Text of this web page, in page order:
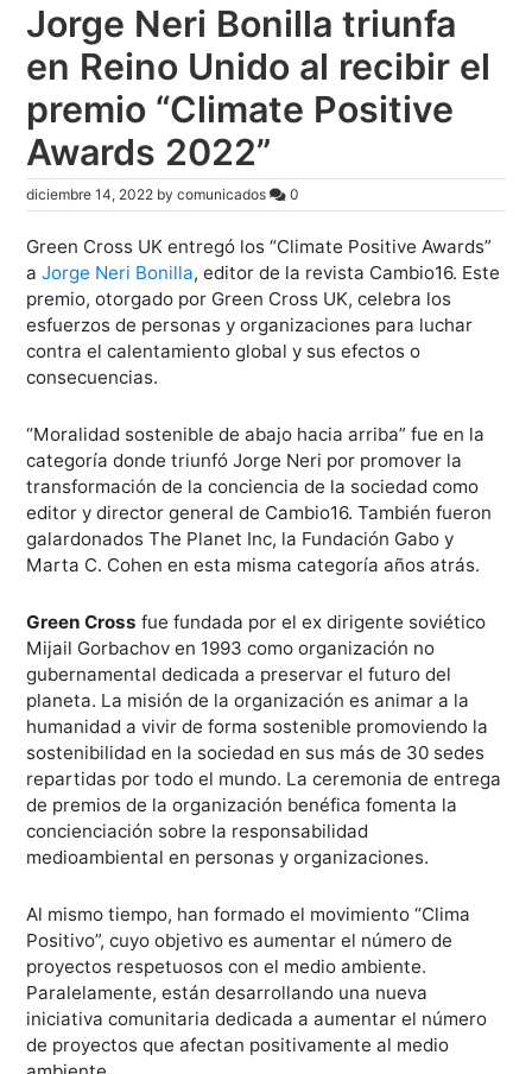
Jorge Neri Bonilla triunfa
en Reino Unido al recibir el
premio “Climate Positive
Awards 2022”
diciembre 14, 2022 bycomunicados 0
Green Cross UK entregó los “Climate Positive Awards”
aJorge Neri Bonilla, editor de la revista Cambio16. Este
premio, otorgado por Green Cross UK, celebra los
esfuerzos de personas y organizaciones para luchar
contra el calentamiento global y sus efectos o
consecuencias.
“Moralidad sostenible de abajo hacia arriba” fue en la
categoría donde triunfó Jorge Neri por promover la
transformación de la conciencia de la sociedad como
editor y director general de Cambio16. También fueron
galardonados The Planet Inc, la Fundación Gabo y
Marta C. Cohen en esta misma categoría años atrás.
Green Cross fue fundada por el ex dirigente soviético
Mijail Gorbachov en 1993 como organización no
gubernamental dedicada a preservar el futuro del
planeta. La misión de la organización es animar a la
humanidad a vivir de forma sostenible promoviendo la
sostenibilidad en la sociedad en sus más de 30 sedes
repartidas por todo el mundo. La ceremonia de entrega
de premios de la organización benéfica fomenta la
concienciación sobre la responsabilidad
medioambiental en personas y organizaciones.
Al mismo tiempo, han formado el movimiento “Clima
Positivo”, cuyo objetivo es aumentar el número de
proyectos respetuosos con el medio ambiente.
Paralelamente, están desarrollando una nueva
iniciativa comunitaria dedicada a aumentar el número
de proyectos que afectan positivamente al medio